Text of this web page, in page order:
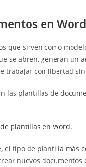
en Word
que sirven como
se abren, generan un
trabajar con libertad
las plantillas de
plantillas en Word.
tipo de plantilla más
nuevos